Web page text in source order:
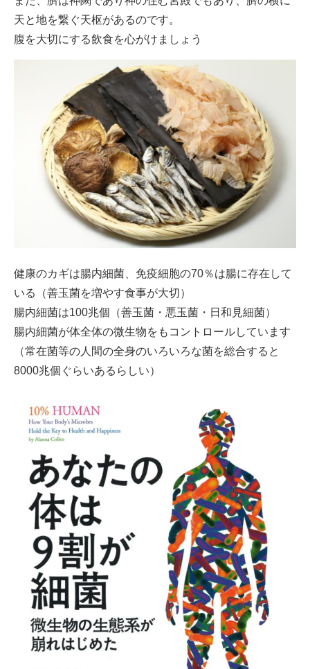
天と地を繋ぐ天枢があるのです。
腹を大切にする飲食を心がけましょう
健康のカギは腸内細菌、免疫細胞の70％は腸に存在して
いる（善玉菌を増やす食事が大切）
腸内細菌は100兆個（善玉菌・悪玉菌・日和見細菌）
腸内細菌が体全体の微生物をもコントロールしています
（常在菌等の人間の全身のいろいろな菌を総合すると
8000兆個ぐらいあるらしい）